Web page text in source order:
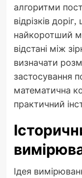
алгоритми
відрізків
найкоротший
відстані між
визначати
застосування
математична
практичний
Ідея